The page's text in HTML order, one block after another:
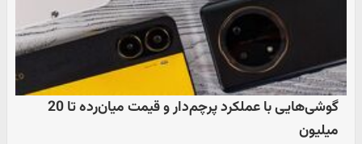
گوشی‌هایی با عملکرد پرچم‌دار و قیمت میان‌رده تا 20
میلیون